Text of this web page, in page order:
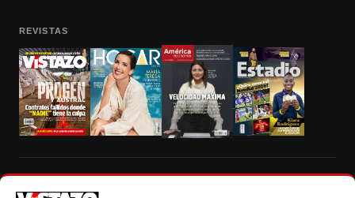
REVISTAS
autorización escrita de su titular, de todos los contenidos de Vistazo.com.